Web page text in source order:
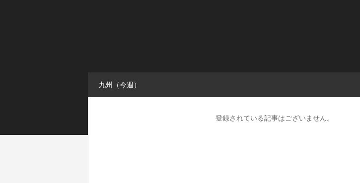
九州（今週）
登録されている記事はございません。